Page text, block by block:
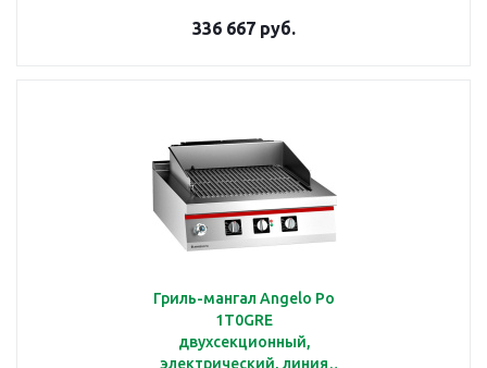
336 667 руб.
Гриль-мангал Angelo Po
1T0GRE
двухсекционный,
электрический, линия